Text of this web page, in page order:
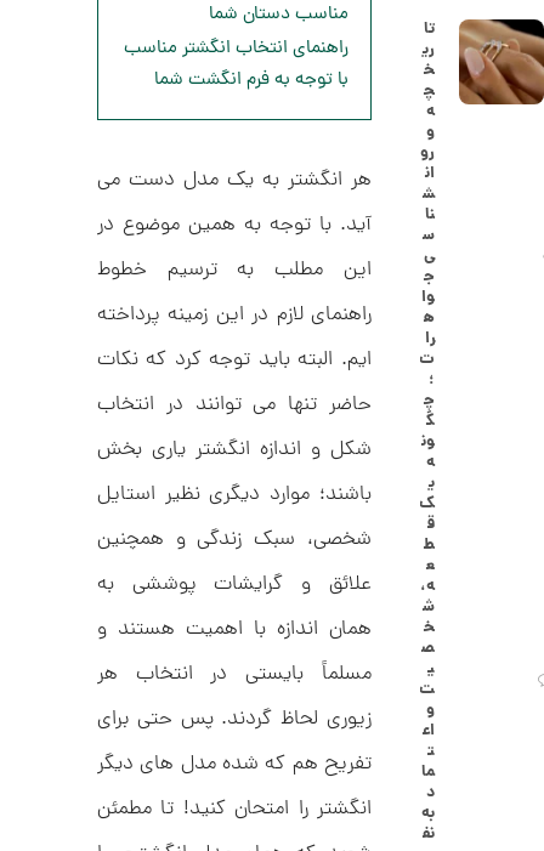
مناسب دستان شما
راهنمای انتخاب انگشتر مناسب
با توجه به فرم انگشت شما
هر انگشتر به یک مدل دست می
آید. با توجه به همین موضوع در
این مطلب به ترسیم خطوط
راهنمای لازم در این زمینه پرداخته
ایم. البته باید توجه کرد که نکات
حاضر تنها می توانند در انتخاب
شکل و اندازه انگشتر یاری بخش
باشند؛ موارد دیگری نظیر استایل
شخصی، سبک زندگی و همچنین
علائق و گرایشات پوششی به
همان اندازه با اهمیت هستند و
مسلماً بایستی در انتخاب هر
زیوری لحاظ گردند. پس حتی برای
تفریح هم که شده مدل های دیگر
انگشتر را امتحان کنید! تا مطمئن
تا
ری
خ
چ
ه
و
رو
ان
ش
نا
س
ی
ج
وا
ه
را
ت
؛
چ
گ
ون
ه
ی
ک
ق
ط
ع
ه،
ش
خ
ص
ی
ت
و
اع
ت
ما
د
به
نف
ا
ن
ش
ت
ر
ط
ل
ا
ا
ز
ک
ا
ل
ک
ن
م
ل
ا
ک
د
C
R
8
9
1
5
0
,
2
2
3
,
0
0
0
ت
و
م
ا
ن
ن
ش
ت2